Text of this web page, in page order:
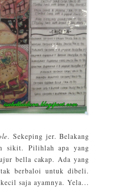
. Sekeping jer. Belakang
sikit. Pilihlah apa yang
bella cakap. Ada yang
berbaloi untuk dibeli.
kecil saja ayamnya. Yela...